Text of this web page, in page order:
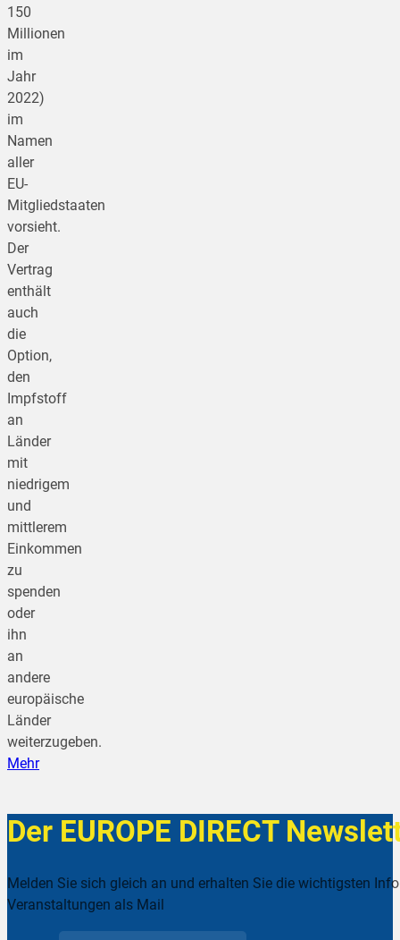
150
Millionen
im
Jahr
2022)
im
Namen
aller
EU-
Mitgliedstaaten
vorsieht.
Der
Vertrag
enthält
auch
die
Option,
den
Impfstoff
an
Länder
mit
niedrigem
und
mittlerem
Einkommen
zu
spenden
oder
ihn
an
andere
europäische
Länder
weiterzugeben.
Mehr
Der EUROPE DIRECT
Melden Sie sich gleich an und erhalten Sie die wichtigsten
Veranstaltungen als Mail